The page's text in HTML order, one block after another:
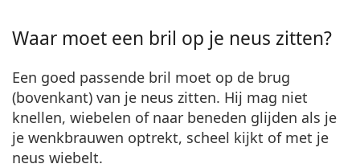
Waar moet een bril op je neus zitten?
Een goed passende bril moet op de brug
(bovenkant) van je neus zitten. Hij mag niet
knellen, wiebelen of naar beneden glijden als je
je wenkbrauwen optrekt, scheel kijkt of met je
neus wiebelt.